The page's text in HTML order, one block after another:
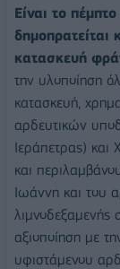
Είναι το
δημοπρατείται
κατασκευή
την υλοποίηση
κατασκευή,
αρδευτικών
Ιεράπετρας) και
και
Ιωάννη και του
λιμνοδεξαμενής
αξιοποίηση με
υφιστάμενου